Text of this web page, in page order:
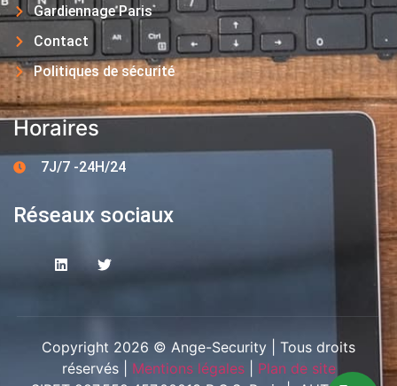
Gardiennage Paris
Contact
Politiques de sécurité
Horaires
7J/7 -24H/24
Réseaux sociaux
Copyright 2026 © Ange-Security | Tous droits
réservés | Mentions légales| Plan de site